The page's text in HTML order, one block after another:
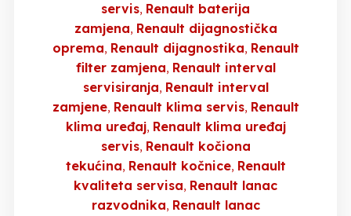
servis Renault baterija
zamjena Renault dijagnostička
oprema Renault dijagnostika Renault
filter zamjena Renault interval
servisiranja Renault interval
zamjene Renault klima servis Renault
klima uređaj Renault klima uređaj
servis Renault kočiona
tekućina Renault kočnice Renault
kvaliteta servisa Renault lanac
razvodnika Renault lanac